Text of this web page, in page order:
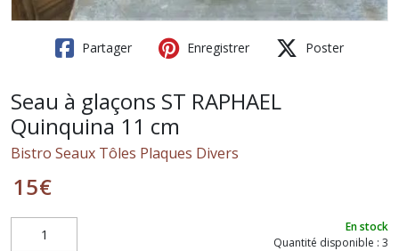
Partager Enregistrer Poster
Seau à glaçons ST RAPHAEL
Quinquina 11 cm
Bistro Seaux Tôles Plaques Divers
15€
En stock
Quantité disponible : 3